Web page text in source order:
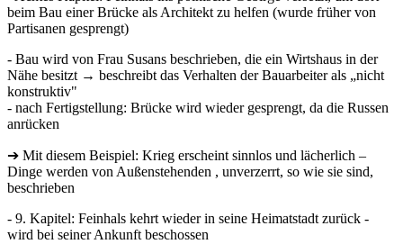
beim Bau einer Brücke als Architekt zu helfen (wurde früher von
Partisanen gesprengt)
- Bau wird von Frau Susans beschrieben, die ein Wirtshaus in der
Nähe besitzt → beschreibt das Verhalten der Bauarbeiter als „nicht
konstruktiv"
- nach Fertigstellung: Brücke wird wieder gesprengt, da die Russen
anrücken
➔ Mit diesem Beispiel: Krieg erscheint sinnlos und lächerlich –
Dinge werden von Außenstehenden , unverzerrt, so wie sie sind,
beschrieben
- 9. Kapitel: Feinhals kehrt wieder in seine Heimatstadt zurück -
wird bei seiner Ankunft beschossen